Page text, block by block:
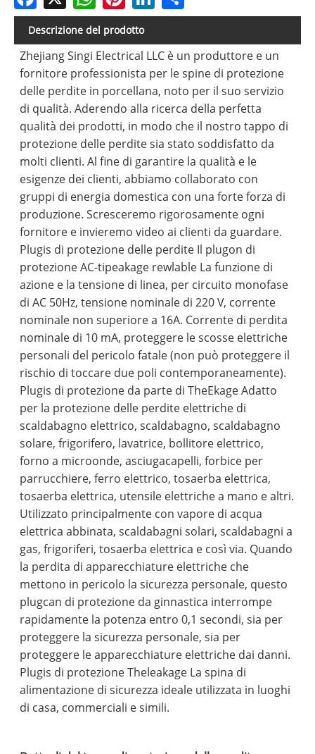
Descrizione del prodotto
Zhejiang Singi Electrical LLC è un produttore e un
fornitore professionista per le spine di protezione
delle perdite in porcellana, noto per il suo servizio
di qualità. Aderendo alla ricerca della perfetta
qualità dei prodotti, in modo che il nostro tappo di
protezione delle perdite sia stato soddisfatto da
molti clienti. Al fine di garantire la qualità e le
esigenze dei clienti, abbiamo collaborato con
gruppi di energia domestica con una forte forza di
produzione. Scresceremo rigorosamente ogni
fornitore e invieremo video ai clienti da guardare.
Plugis di protezione delle perdite Il plugon di
protezione AC-tipeakage rewlable La funzione di
azione e la tensione di linea, per circuito monofase
di AC 50Hz, tensione nominale di 220 V, corrente
nominale non superiore a 16A. Corrente di perdita
nominale di 10 mA, proteggere le scosse elettriche
personali del pericolo fatale (non può proteggere il
rischio di toccare due poli contemporaneamente).
Plugis di protezione da parte di TheEkage Adatto
per la protezione delle perdite elettriche di
scaldabagno elettrico, scaldabagno, scaldabagno
solare, frigorifero, lavatrice, bollitore elettrico,
forno a microonde, asciugacapelli, forbice per
parrucchiere, ferro elettrico, tosaerba elettrica,
tosaerba elettrica, utensile elettriche a mano e altri.
Utilizzato principalmente con vapore di acqua
elettrica abbinata, scaldabagni solari, scaldabagni a
gas, frigoriferi, tosaerba elettrica e così via. Quando
la perdita di apparecchiature elettriche che
mettono in pericolo la sicurezza personale, questo
plugcan di protezione da ginnastica interrompe
rapidamente la potenza entro 0,1 secondi, sia per
proteggere la sicurezza personale, sia per
proteggere le apparecchiature elettriche dai danni.
Plugis di protezione Theleakage La spina di
alimentazione di sicurezza ideale utilizzata in luoghi
di casa, commerciali e simili.